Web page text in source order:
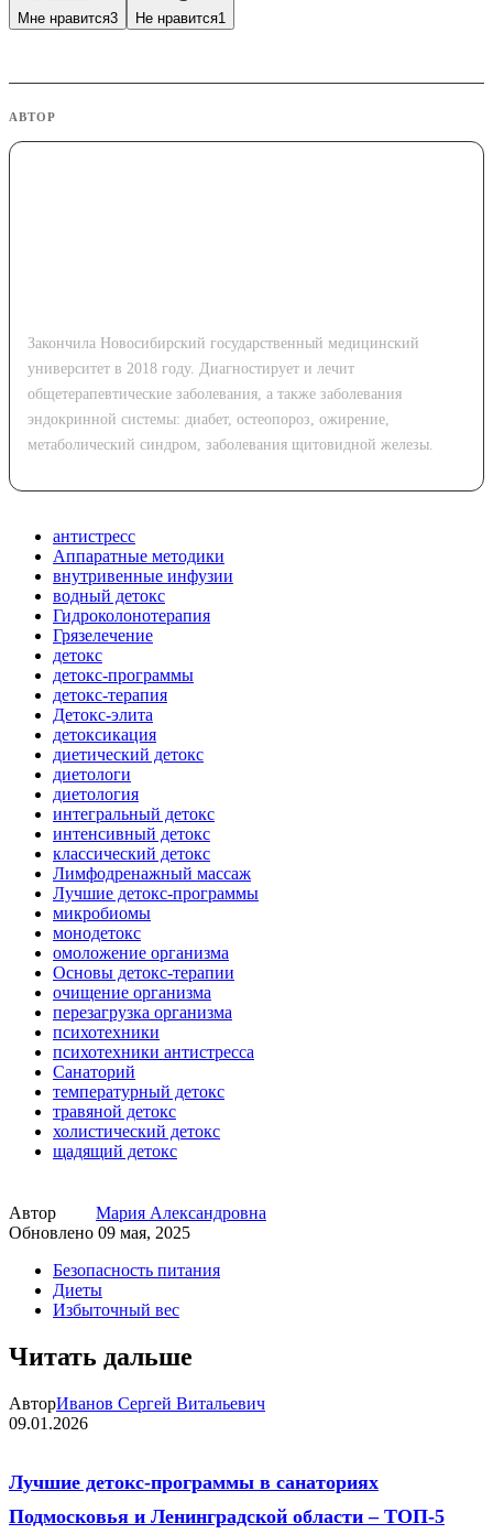
Мне нравится3 Не нравится1
АВТОР
Закончила Новосибирский государственный медицинский
университет в 2018 году. Диагностирует и лечит
общетерапевтические заболевания, а также заболевания
эндокринной системы: диабет, остеопороз, ожирение,
метаболический синдром, заболевания щитовидной железы.
антистресс
Аппаратные методики
внутривенные инфузии
водный детокс
Гидроколонотерапия
Грязелечение
детокс
детокс-программы
детокс-терапия
Детокс-элита
детоксикация
диетический детокс
диетологи
диетология
интегральный детокс
интенсивный детокс
классический детокс
Лимфодренажный массаж
Лучшие детокс-программы
микробиомы
монодетокс
омоложение организма
Основы детокс-терапии
очищение организма
перезагрузка организма
психотехники
психотехники антистресса
Санаторий
температурный детокс
травяной детокс
холистический детокс
щадящий детокс
Автор
Мария Александровна
Обновлено 09 мая, 2025
Безопасность питания
Диеты
Избыточный вес
Читать дальше
АвторИванов Сергей Витальевич
09.01.2026
Лучшие детокс-программы в санаториях
Подмосковья и Ленинградской области – ТОП-5